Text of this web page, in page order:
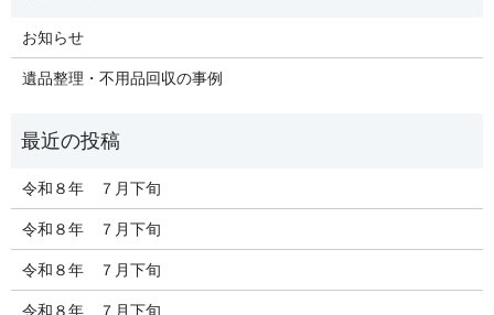
お知らせ
遺品整理・不用品回収の事例
令和８年 ７月下旬
令和８年 ７月下旬
令和８年 ７月下旬
令和８年 ７月下旬